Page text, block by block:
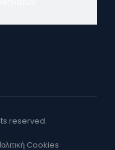
reserved.
Cookies